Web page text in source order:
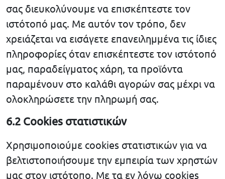
σας διευκολύνουμε να επισκέπτεστε τον
ιστότοπό μας. Με αυτόν τον τρόπο, δεν
χρειάζεται να εισάγετε επανειλημμένα τις ίδιες
πληροφορίες όταν επισκέπτεστε τον ιστότοπό
μας, παραδείγματος χάρη, τα προϊόντα
παραμένουν στο καλάθι αγορών σας μέχρι να
ολοκληρώσετε την πληρωμή σας.
6.2 Cookies στατιστικών
Χρησιμοποιούμε cookies στατιστικών για να
βελτιστοποιήσουμε την εμπειρία των χρηστών
μας στον ιστότοπο. Με τα εν λόγω cookies